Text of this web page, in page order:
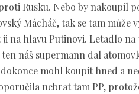
Rusku. Nebo by nakoupil
Mácháč, tak se tam může
na hlavu Putinovi. Letadlo na
náš supermann dal
mohl koupit hned a
nebrat tam PP,